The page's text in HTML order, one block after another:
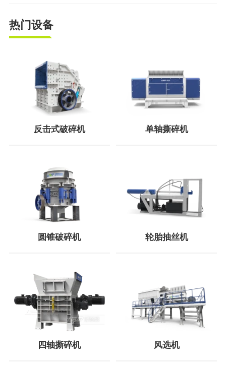
热门设备
反击式破碎机 单轴撕碎机
圆锥破碎机 轮胎抽丝机
四轴撕碎机 风选机